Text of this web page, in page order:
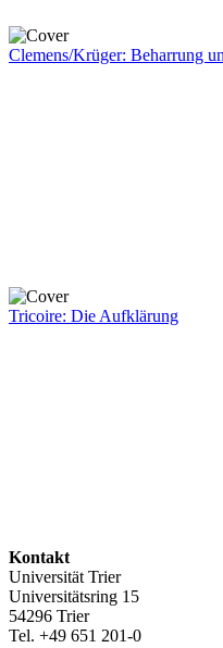
Clemens/Krüger: Beharrung
Tricoire: Die Aufklärung
Kontakt
Universität Trier
Universitätsring 15
54296 Trier
Tel. +49 651 201-0